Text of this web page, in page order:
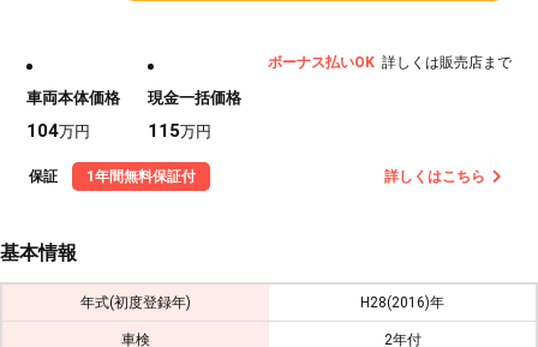
車両本体価格
104万円
現金一括価格
115万円
ボーナス払いOK 詳しくは販売店まで
保証 1年間無料保証付 詳しくはこちら
基本情報
年式(初度登録年) H28(2016)年
車検 2年付